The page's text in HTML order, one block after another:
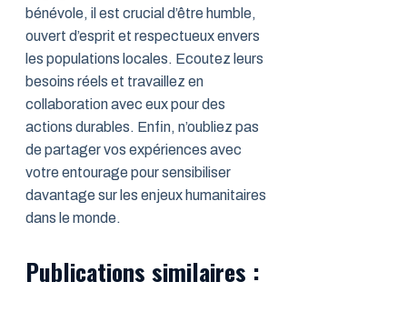
bénévole, il est crucial d’être humble,
ouvert d’esprit et respectueux envers
les populations locales. Ecoutez leurs
besoins réels et travaillez en
collaboration avec eux pour des
actions durables. Enfin, n’oubliez pas
de partager vos expériences avec
votre entourage pour sensibiliser
davantage sur les enjeux humanitaires
dans le monde.
Publications similaires :